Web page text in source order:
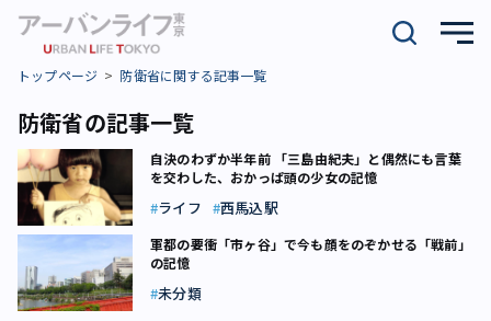
トップページ 防衛省に関する記事一覧
防衛省の記事一覧
自決のわずか半年前 「三島由紀夫」と偶然にも言葉
を交わした、おかっぱ頭の少女の記憶
ライフ 西馬込駅
軍都の要衝「市ヶ谷」で今も顔をのぞかせる「戦前」
の記憶
未分類